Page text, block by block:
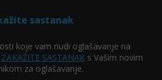
sastanak
koje vam nudi oglašavanje na
ZAKAŽITE SASTANAKs Vašim novim
za oglašavanje.